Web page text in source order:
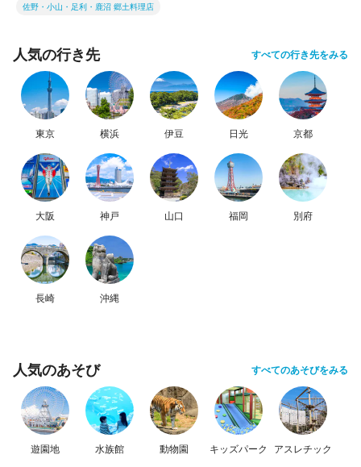
佐野・小山・足利・鹿沼 郷土料理店
人気の行き先 すべての行き先をみる
東京 横浜 伊豆 日光 京都
大阪 神戸 山口 福岡 別府
長崎 沖縄
人気のあそび すべてのあそびをみる
遊園地 水族館 動物園 キッズパーク アスレチック